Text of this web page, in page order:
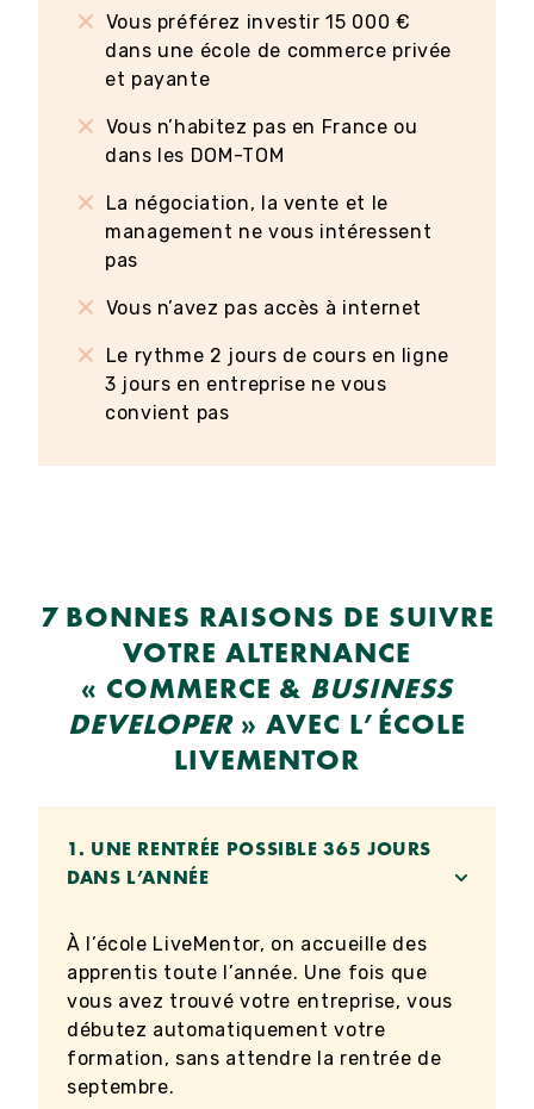
Vous préférez investir 15 000 €
dans une école de commerce privée
et payante
Vous n’habitez pas en France ou
dans les DOM-TOM
La négociation, la vente et le
management ne vous intéressent
pas
Vous n’avez pas accès à internet
Le rythme 2 jours de cours en ligne
3 jours en entreprise ne vous
convient pas
7 BONNES RAISONS DE SUIVRE
VOTRE ALTERNANCE
« COMMERCE & BUSINESS
DEVELOPER» AVEC L’ÉCOLE
LIVEMENTOR
1. UNE RENTRÉE POSSIBLE 365 JOURS
DANS L’ANNÉE
À l’école LiveMentor, on accueille des
apprentis toute l’année. Une fois que
vous avez trouvé votre entreprise, vous
débutez automatiquement votre
formation, sans attendre la rentrée de
septembre.